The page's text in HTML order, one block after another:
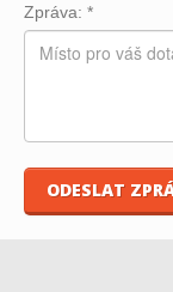
Zpráva: *